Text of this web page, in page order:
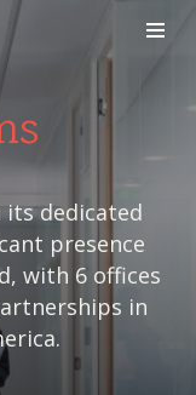
its dedicated
presence
with 6 offices
in